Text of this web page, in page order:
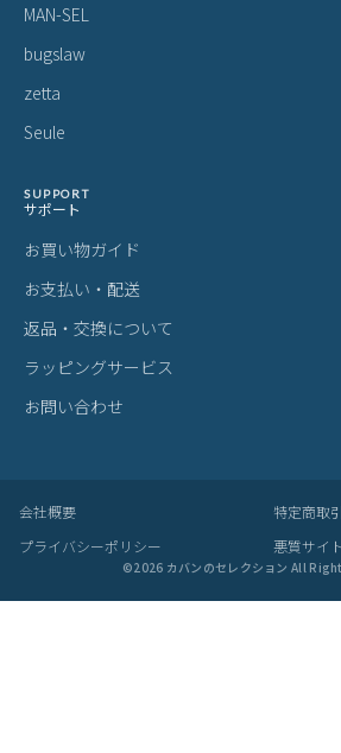
MAN-SEL
bugslaw
zetta
Seule
SUPPORT
サポート
お買い物ガイド
お支払い・配送
返品・交換について
ラッピングサービス
お問い合わせ
会社概要
特定商取
プライバシーポリシー
悪質サイ
©2026 カバンのセレクション All